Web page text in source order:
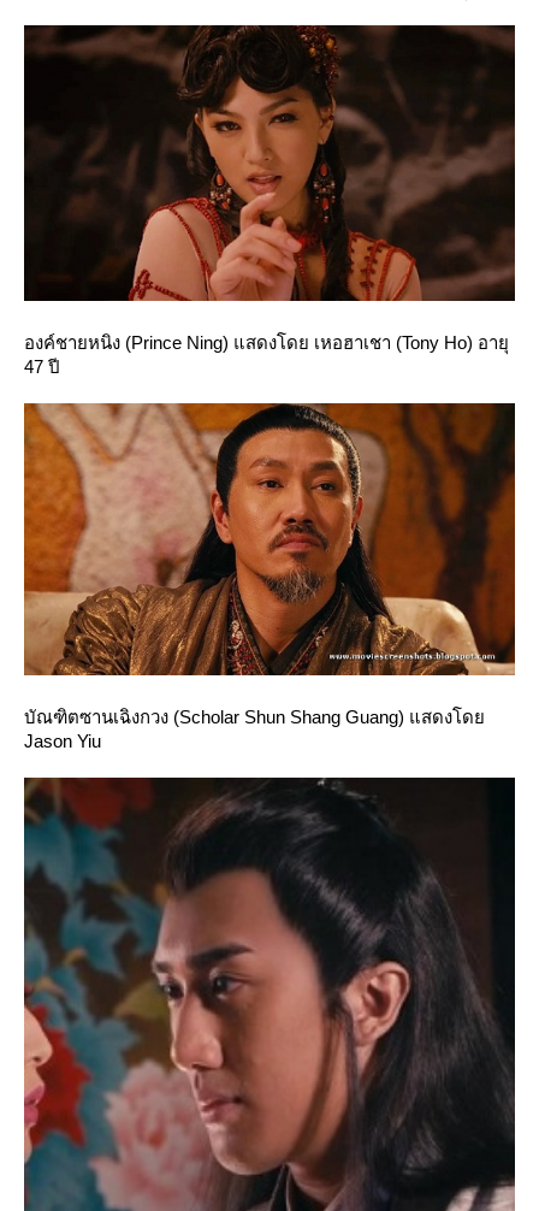
องค์ชายหนิง (Prince Ning) แสดงโดย เหอฮาเชา (Tony Ho) อายุ
47 ปี
บัณฑิตซานเฉิงกวง (Scholar Shun Shang Guang) แสดงโด
Jason Yiu